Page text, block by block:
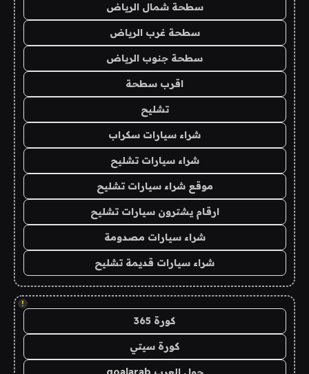
سطحة شمال الرياض
سطحة غرب الرياض
سطحة جنوب الرياض
اقرب سطحة
تشليح
شراء سيارات سكراب
شراء سيارات تشليح
موقع شراء سيارات تشليح
ارقام يشترون سيارات تشليح
شراء سيارات مصدومة
شراء سيارات قديمة تشليح
!
كورة 365
كورة سيتي